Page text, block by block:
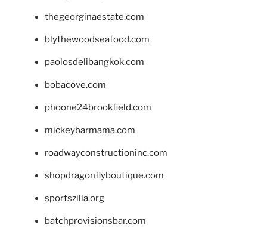
thegeorginaestate.com
blythewoodseafood.com
paolosdelibangkok.com
bobacove.com
phoone24brookfield.com
mickeybarmama.com
roadwayconstructioninc.com
shopdragonflyboutique.com
sportszilla.org
batchprovisionsbar.com